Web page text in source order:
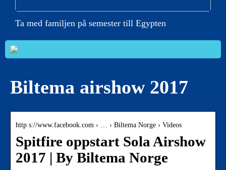
Ta med familjen på semester till Egypten
Biltema airshow 2017
http s://www.facebook.com › … › Biltema Norge › Videos
Spitfire oppstart Sola Airshow
2017 | By Biltema Norge